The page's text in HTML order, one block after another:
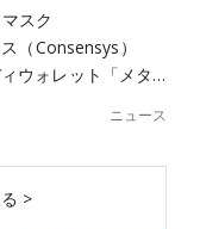
スク
（Consensys）
ウォレット「メタ…
ニュース
>